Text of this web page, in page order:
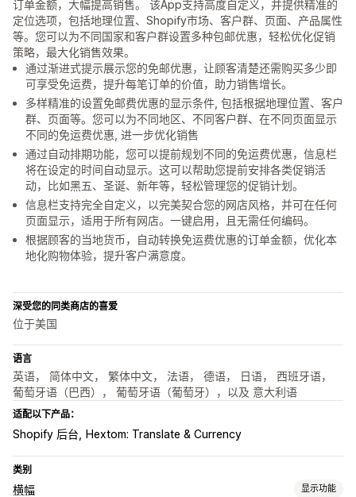
订单金额，大幅提高销售。 该App支持高度自定义，并提供精准的
定位选项，包括地理位置、Shopify市场、客户群、页面、产品属性
等。您可以为不同国家和客户群设置多种包邮优惠，轻松优化促销
策略，最大化销售效果。
通过渐进式提示展示您的免邮优惠，让顾客清楚还需购买多少即
可享受免运费，提升每笔订单的价值，助力销售增长。
多样精准的设置免邮费优惠的显示条件, 包括根据地理位置、客户
群、页面等。您可以为不同地区、不同客户群、在不同页面显示
不同的免运费优惠, 进一步优化销售
通过自动排期功能，您可以提前规划不同的免运费优惠，信息栏
将在设定的时间自动显示。这可以帮助您提前安排各类促销活
动，比如黑五、圣诞、新年等，轻松管理您的促销计划。
信息栏支持完全自定义，以完美契合您的网店风格，并可在任何
页面显示，适用于所有网店。一键启用，且无需任何编码。
根据顾客的当地货币，自动转换免运费优惠的订单金额，优化本
地化购物体验，提升客户满意度。
深受您的同类商店的喜爱
位于美国
语言
英语， 简体中文， 繁体中文， 法语， 德语， 日语， 西班牙语，
葡萄牙语（巴西）， 葡萄牙语（葡萄牙），以及 意大利语
适配以下产品：
Shopify 后台 Hextom: Translate & Currency
类别
横幅 显示功能